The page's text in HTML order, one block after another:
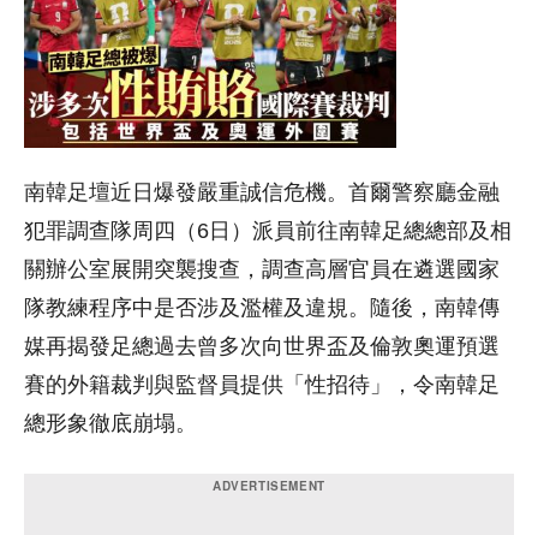
南韓足壇近日爆發嚴重誠信危機。首爾警察廳金融
犯罪調查隊周四（6日）派員前往南韓足總總部及相
關辦公室展開突襲搜查，調查高層官員在遴選國家
隊教練程序中是否涉及濫權及違規。隨後，南韓傳
媒再揭發足總過去曾多次向世界盃及倫敦奧運預選
賽的外籍裁判與監督員提供「性招待」，令南韓足
總形象徹底崩塌。